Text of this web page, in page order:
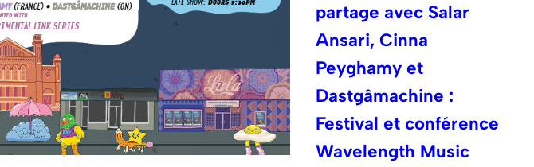
partage avec Salar
Ansari, Cinna
Peyghamy et
Dastgâmachine :
Festival et conférence
Wavelength Music